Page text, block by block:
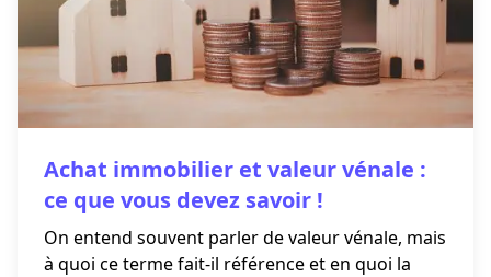
Achat immobilier et valeur vénale :
ce que vous devez savoir !
On entend souvent parler de valeur vénale, mais
à quoi ce terme fait-il référence et en quoi la